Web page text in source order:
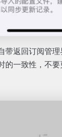
带返回订阅管
的一致性，不